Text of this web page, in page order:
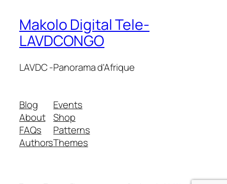
Makolo Digital Tele-
LAVDCONGO
LAVDC -Panorama d'Afrique
Blog
About
FAQs
Authors
Events
Shop
Patterns
Themes